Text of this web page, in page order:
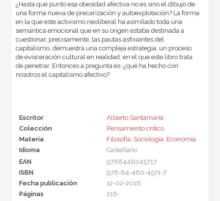
¿Hasta qué punto esa obesidad afectiva no es sino el dibujo de
una forma nueva de precarización y autoexplotación? La forma
en la que este activismo neoliberal ha asimilado toda una
semántica emocional que en su origen estaba destinada a
cuestionar, precisamente, las pautas asfixiantes del
capitalismo, demuestra una compleja estrategia, un proceso
de evisceración cultural en realidad, en el que este libro trata
de penetrar. Entonces a pregunta es: ¿qué ha hecho con
nosotros el capitalismo afectivo?
Escritor
Alberto Santamaría
Colección
Pensamiento crítico
Materia
Filosofía, Sociología, Economía
Idioma
Castellano
EAN
9788446045717
ISBN
978-84-460-4571-7
Fecha publicación
12-02-2018
Páginas
216